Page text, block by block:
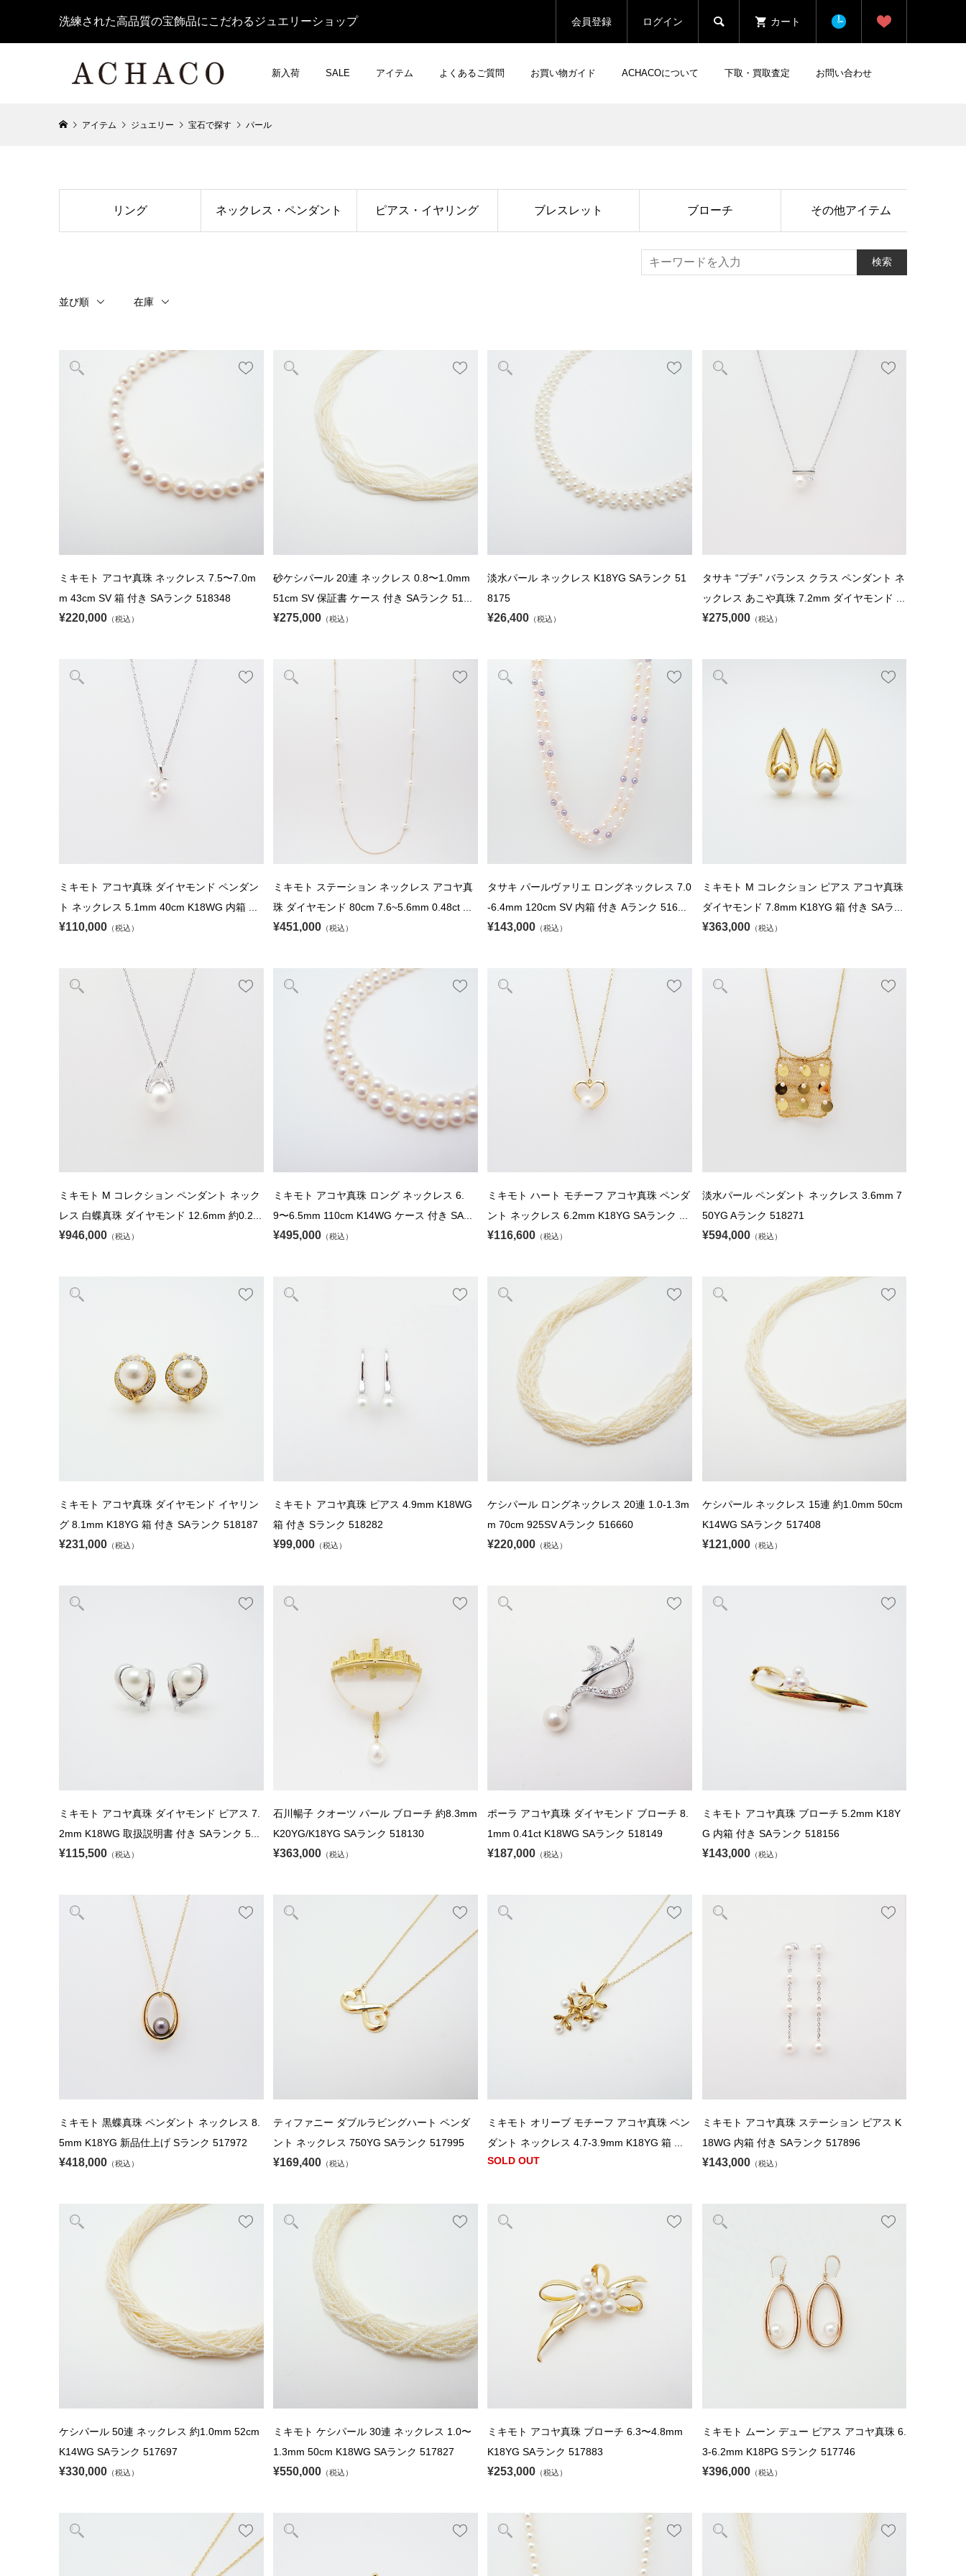
洗練された高品質の宝飾品にこだわるジュエリーショップ 会員登録 ログイン  カート
新入荷 SALE アイテム よくあるご質問 お買い物ガイド ACHACOについて 下取・買取査定 お問い合わせ
アイテム ジュエリー 宝石で探す パール
リング ネックレス・ペンダント ピアス・イヤリング ブレスレット ブローチ その他アイテム
検索
並び順 在庫
ミキモト アコヤ真珠 ネックレス 7.5〜7.0m
m 43cm SV 箱 付き SAランク 518348
¥220,000 （税込）
砂ケシパール 20連 ネックレス 0.8〜1.0mm
51cm SV 保証書 ケース 付き SAランク 51...
¥275,000 （税込）
淡水パール ネックレス K18YG SAランク 51
8175
¥26,400 （税込）
タサキ “プチ” バランス クラス ペンダント ネ
ックレス あこや真珠 7.2mm ダイヤモンド ...
¥275,000（税込）
ミキモト アコヤ真珠 ダイヤモンド ペンダン
ト ネックレス 5.1mm 40cm K18WG 内箱 ...
¥110,000 （税込）
ミキモト ステーション ネックレス アコヤ真
珠 ダイヤモンド 80cm 7.6~5.6mm 0.48ct ...
¥451,000 （税込）
タサキ パールヴァリエ ロングネックレス 7.0
-6.4mm 120cm SV 内箱 付き Aランク 516...
¥143,000 （税込）
ミキモト M コレクション ピアス アコヤ真珠
ダイヤモンド 7.8mm K18YG 箱 付き SAラ...
¥363,000（税込）
ミキモト M コレクション ペンダント ネック
レス 白蝶真珠 ダイヤモンド 12.6mm 約0.2...
¥946,000 （税込）
ミキモト アコヤ真珠 ロング ネックレス 6.
9〜6.5mm 110cm K14WG ケース 付き SA...
¥495,000 （税込）
ミキモト ハート モチーフ アコヤ真珠 ペンダ
ント ネックレス 6.2mm K18YG SAランク ...
¥116,600 （税込）
淡水パール ペンダント ネックレス 3.6mm 7
50YG Aランク 518271
¥594,000（税込）
ミキモト アコヤ真珠 ダイヤモンド イヤリン
グ 8.1mm K18YG 箱 付き SAランク 518187
¥231,000 （税込）
ミキモト アコヤ真珠 ピアス 4.9mm K18WG
箱 付き Sランク 518282
¥99,000 （税込）
ケシパール ロングネックレス 20連 1.0-1.3m
m 70cm 925SV Aランク 516660
¥220,000 （税込）
ケシパール ネックレス 15連 約1.0mm 50cm
K14WG SAランク 517408
¥121,000（税込）
ミキモト アコヤ真珠 ダイヤモンド ピアス 7.
2mm K18WG 取扱説明書 付き SAランク 5...
¥115,500 （税込）
石川暢子 クオーツ パール ブローチ 約8.3mm
K20YG/K18YG SAランク 518130
¥363,000 （税込）
ポーラ アコヤ真珠 ダイヤモンド ブローチ 8.
1mm 0.41ct K18WG SAランク 518149
¥187,000 （税込）
ミキモト アコヤ真珠 ブローチ 5.2mm K18Y
G 内箱 付き SAランク 518156
¥143,000（税込）
ミキモト 黒蝶真珠 ペンダント ネックレス 8.
5mm K18YG 新品仕上げ Sランク 517972
¥418,000 （税込）
ティファニー ダブルラビングハート ペンダ
ント ネックレス 750YG SAランク 517995
¥169,400 （税込）
ミキモト オリーブ モチーフ アコヤ真珠 ペン
ダント ネックレス 4.7-3.9mm K18YG 箱 ...
SOLD OUT
ミキモト アコヤ真珠 ステーション ピアス K
18WG 内箱 付き SAランク 517896
¥143,000（税込）
ケシパール 50連 ネックレス 約1.0mm 52cm
K14WG SAランク 517697
¥330,000 （税込）
ミキモト ケシパール 30連 ネックレス 1.0〜
1.3mm 50cm K18WG SAランク 517827
¥550,000 （税込）
ミキモト アコヤ真珠 ブローチ 6.3〜4.8mm
K18YG SAランク 517883
¥253,000 （税込）
ミキモト ムーン デュー ピアス アコヤ真珠 6.
3-6.2mm K18PG Sランク 517746
¥396,000（税込）